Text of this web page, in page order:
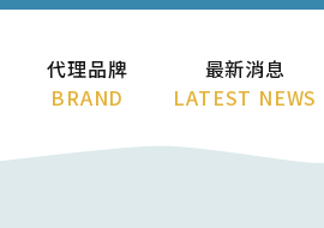
代理品牌
BRAND
最新消息
LATEST NEWS